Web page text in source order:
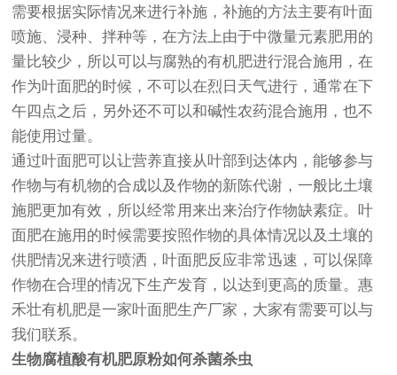
需要根据实际情况来进行补施，补施的方法主要有叶面
喷施、浸种、拌种等，在方法上由于中微量元素肥用的
量比较少，所以可以与腐熟的有机肥进行混合施用，在
作为叶面肥的时候，不可以在烈日天气进行，通常在下
午四点之后，另外还不可以和碱性农药混合施用，也不
能使用过量。
通过叶面肥可以让营养直接从叶部到达体内，能够参与
作物与有机物的合成以及作物的新陈代谢，一般比土壤
施肥更加有效，所以经常用来出来治疗作物缺素症。叶
面肥在施用的时候需要按照作物的具体情况以及土壤的
供肥情况来进行喷洒，叶面肥反应非常迅速，可以保障
作物在合理的情况下生产发育，以达到更高的质量。惠
禾壮有机肥是一家叶面肥生产厂家，大家有需要可以与
我们联系。
生物腐植酸有机肥原粉如何杀菌杀虫